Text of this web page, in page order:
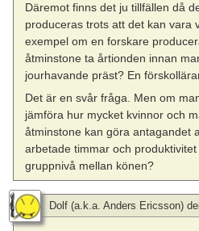
Däremot finns det ju tillfällen då
produceras trots att det kan vara
exempel om en forskare
åtminstone ta årtionden innan
jourhavande präst? En
Det är en svår fråga. Men om
jämföra hur mycket kvinnor och
åtminstone kan göra antagandet
arbetade timmar och
gruppnivå mellan könen?
Dolf (a.k.a. Anders Ericsson)